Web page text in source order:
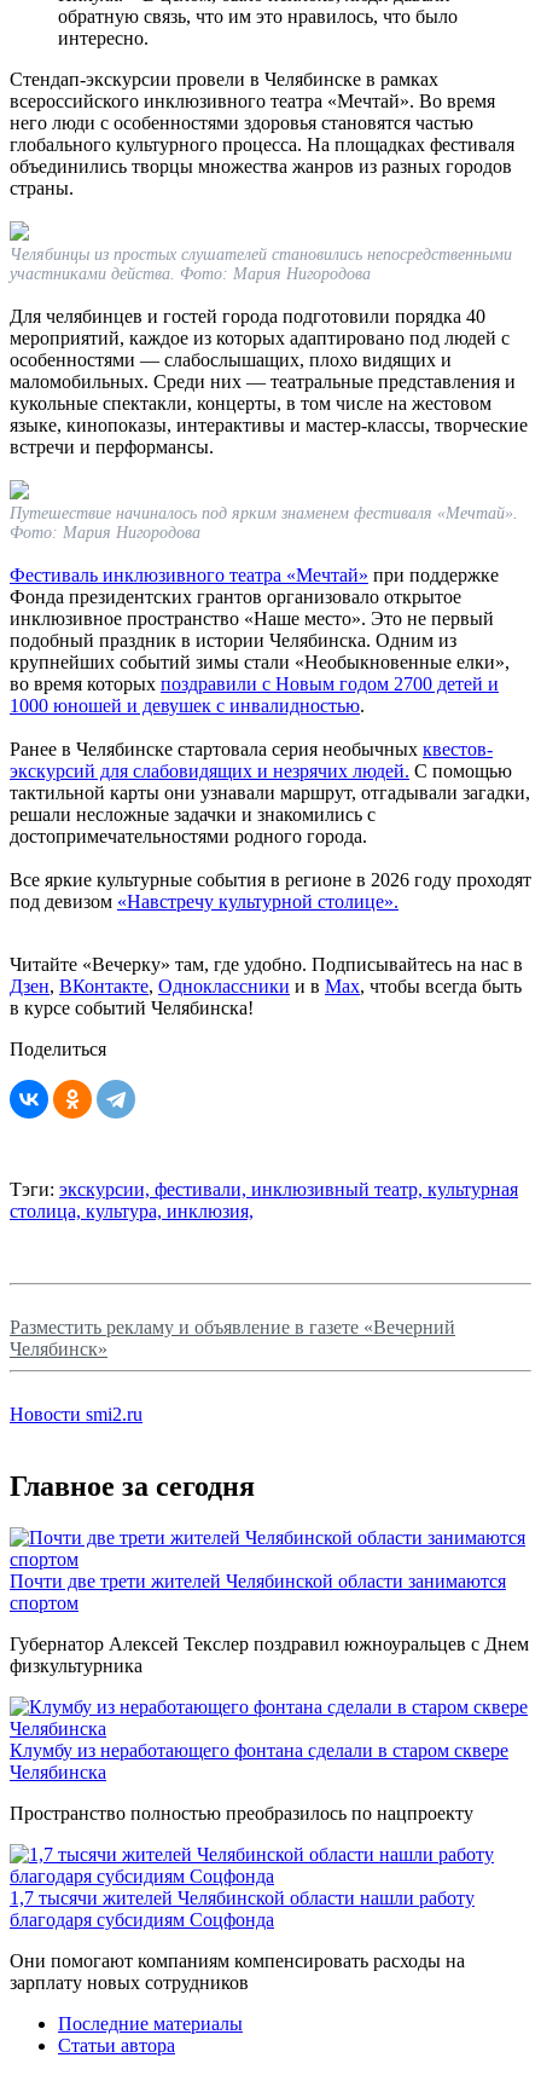
обратную связь, что им это нравилось, что было
интересно.
Стендап-экскурсии провели в Челябинске в рамках
всероссийского инклюзивного театра «Мечтай». Во время
него люди с особенностями здоровья становятся частью
глобального культурного процесса. На площадках фестиваля
объединились творцы множества жанров из разных городов
страны.
Челябинцы из простых слушателей становились непосредственными
участниками действа. Фото: Мария Нигородова
Для челябинцев и гостей города подготовили порядка 40
мероприятий, каждое из которых адаптировано под людей с
особенностями — слабослышащих, плохо видящих и
маломобильных. Среди них — театральные представления и
кукольные спектакли, концерты, в том числе на жестовом
языке, кинопоказы, интерактивы и мастер-классы, творческие
встречи и перформансы.
Путешествие начиналось под ярким знаменем фестиваля «Мечтай».
Фото: Мария Нигородова
Фестиваль инклюзивного театра «Мечтай» при поддержке
Фонда президентских грантов организовало открытое
инклюзивное пространство «Наше место». Это не первый
подобный праздник в истории Челябинска. Одним из
крупнейших событий зимы стали «Необыкновенные елки»,
во время которых поздравили с Новым годом 2700 детей и
1000 юношей и девушек с инвалидностью.
Ранее в Челябинске стартовала серия необычных квестов-
экскурсий для слабовидящих и незрячих людей. С помощью
тактильной карты они узнавали маршрут, отгадывали загадки,
решали несложные задачки и знакомились с
достопримечательностями родного города.
Все яркие культурные события в регионе в 2026 году проходят
под девизом «Навстречу культурной столице».
Читайте «Вечерку» там, где удобно. Подписывайтесь на нас в
Дзен, ВКонтакте, Одноклассники и в Max, чтобы всегда быть
в курсе событий Челябинска!
Поделиться
Тэги: экскурсии, фестивали, инклюзивный театр, культурная
столица, культура, инклюзия,
Разместить рекламу и объявление в газете «Вечерний
Челябинск»
Новости smi2.ru
Главное за сегодня
Почти две трети жителей Челябинской области занимаются
спортом
Губернатор Алексей Текслер поздравил южноуральцев с Днем
физкультурника
Клумбу из неработающего фонтана сделали в старом сквере
Челябинска
Пространство полностью преобразилось по нацпроекту
1,7 тысячи жителей Челябинской области нашли работу
благодаря субсидиям Соцфонда
Они помогают компаниям компенсировать расходы на
зарплату новых сотрудников
Последние материалы
Статьи автора